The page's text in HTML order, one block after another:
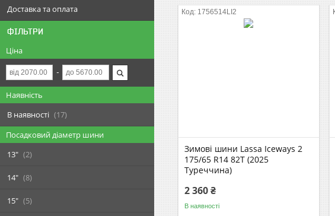
Доставка та оплата
ФІЛЬТРИ
Ціна
Наявність
В наявності
17
Посадковий діаметр шини
13"
2
14" 8
15" 5
1756514LI2
Зимові шини Lassa Iceways 2
175/65 R14 82T (2025
Туреччина)
2 360 ₴
В наявності